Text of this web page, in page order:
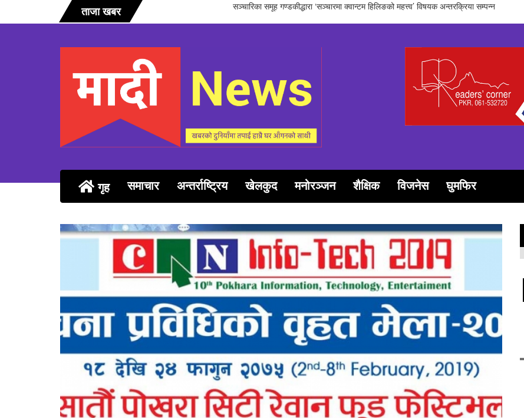
ताजा खबर कञ्चन पत्रकरिता पुरस्कार खेम सारु मगर र गोपाल जिटीलाई
गृह समाचार अन्तर्राष्ट्रिय खेलकुद मनोरञ्जन शैक्षिक विजनेस घुमफिर